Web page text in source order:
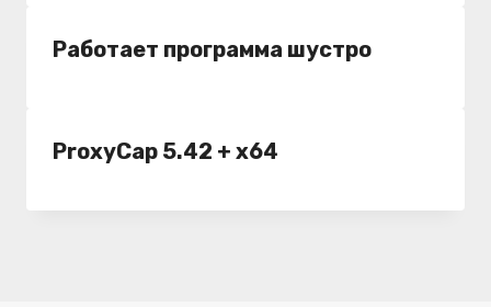
Работает программа шустро
ProxyCap 5.42 + x64